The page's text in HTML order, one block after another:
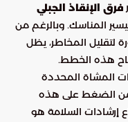
فرق الإنقاذ الجبلي
المناسك. وبالرغم من
لتقليل المخاطر، يظل
هذه الخطط.
المشاة المحددة
من الضغط على هذه
إرشادات السلامة هو